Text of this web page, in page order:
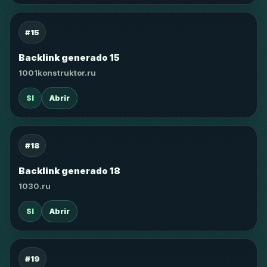
#15
Backlink generado 15
1001konstruktor.ru
SI Abrir
#18
Backlink generado 18
1030.ru
SI Abrir
#19